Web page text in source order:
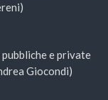
e private
Giocondi)